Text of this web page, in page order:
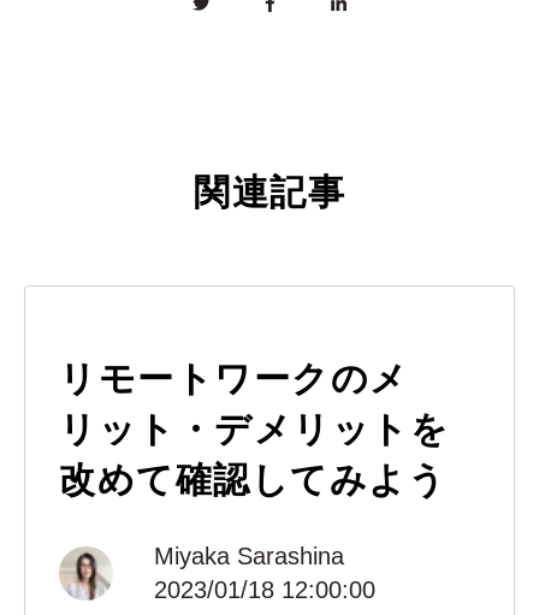
関連記事
リモートワークのメ
リット・デメリットを
改めて確認してみよう
Miyaka Sarashina
2023/01/18 12:00:00